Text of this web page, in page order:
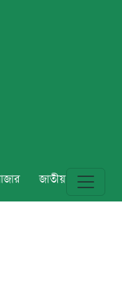
জাতীয় বিশ্ব